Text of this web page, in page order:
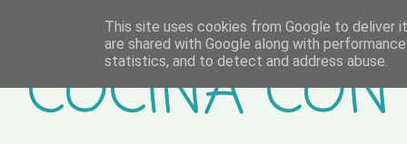
COCINA
This site uses cookies from Google to deliver
are shared with Google along with
statistics, and to detect and address abuse.